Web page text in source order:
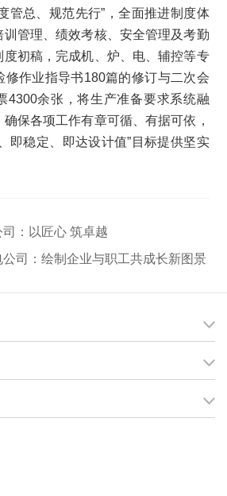
管总、规范先行”，全面推进制度体
管理、绩效考核、安全管理及考勤
初稿，完成机、炉、电、辅控等专
修作业指导书180篇的修订与二次会
4300余张，将生产准备要求系统融
保各项工作有章可循、有据可依，
即稳定、即达设计值”目标提供坚实
：以匠心 筑卓越
司：绘制企业与职工共成长新图景